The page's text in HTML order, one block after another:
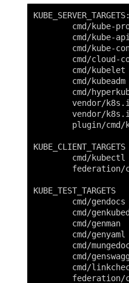
KUBE_SERVER_TARGETS:
KUBE_CLIENT_TARGETS
KUBE_TEST_TARGETS